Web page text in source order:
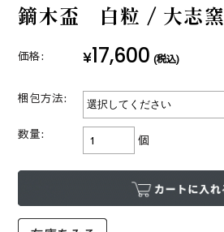
鏑木盃 白粒 / 大志窯
価格: ¥17,600 (税込)
梱包方法:
数量: 個